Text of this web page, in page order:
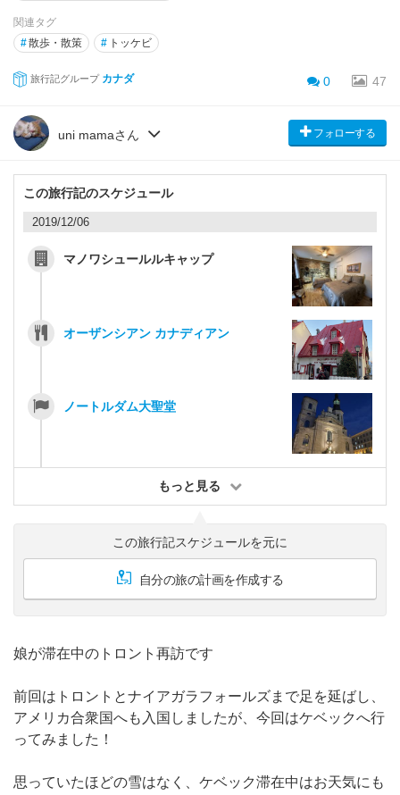
関連タグ
#散歩・散策 # トッケビ
旅行記グループ カナダ 0 47
uni mamaさん フォローする
この旅行記のスケジュール
2019/12/06
マノワシュールルキャップ
オーザンシアン カナディアン
ノートルダム大聖堂
もっと見る
この旅行記スケジュールを元に
自分の旅の計画を作成する
娘が滞在中のトロント再訪です
前回はトロントとナイアガラフォールズまで足を延ばし、
アメリカ合衆国へも入国しましたが、今回はケベックへ行
ってみました！
思っていたほどの雪はなく、ケベック滞在中はお天気にも